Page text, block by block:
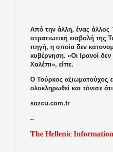
Από την άλλη, ένας άλλος
στρατιωτική εισβολή της
πηγή, η οποία δεν
κυβέρνηση. «Οι Ιρανοί
Χαλέπι», είπε.
Ο Τούρκος αξιωματούχος
ολοκληρωθεί και τόνισε
sozcu.com.tr
--
The Hellenic